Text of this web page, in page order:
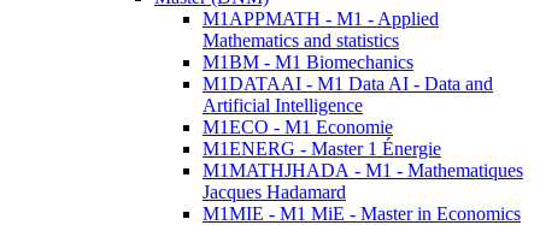
M1APPMATH - M1 - Applied
Mathematics and statistics
M1BM - M1 Biomechanics
M1DATAAI - M1 Data AI - Data and
Artificial Intelligence
M1ECO - M1 Economie
M1ENERG - Master 1 Énergie
M1MATHJHADA - M1 - Mathematiques
Jacques Hadamard
M1MIE - M1 MiE - Master in Economics